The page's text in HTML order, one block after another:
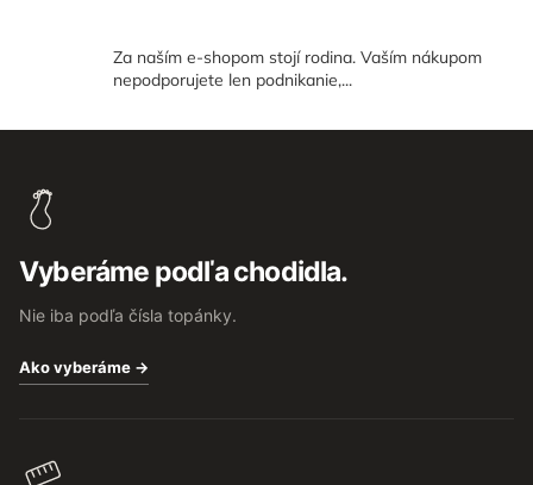
Za naším e-shopom stojí rodina. Vaším nákupom
nepodporujete len podnikanie,...
Vyberáme podľa chodidla.
Nie iba podľa čísla topánky.
Ako vyberáme →